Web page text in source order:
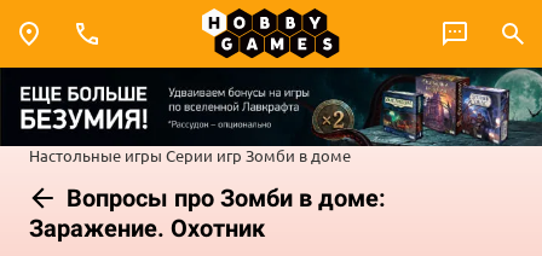
Настольные игры Серии игр Зомби в доме
Вопросы про Зомби в доме:
Заражение. Охотник